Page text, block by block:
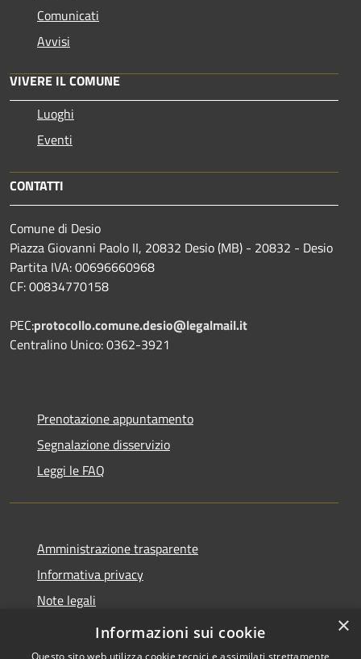
Comunicati
Avvisi
VIVERE IL COMUNE
Luoghi
Eventi
CONTATTI
Comune di Desio
Piazza Giovanni Paolo II, 20832 Desio (MB) - 20832 - Desio
Partita IVA: 00696660968
CF: 00834770158
PEC:protocollo.comune.desio@legalmail.it
Centralino Unico: 0362-3921
Prenotazione appuntamento
Segnalazione disservizio
Leggi le FAQ
Amministrazione trasparente
Informativa privacy
Note legali
Dichiarazione di accessibilità
×
Informazioni sui cookie
Questo sito web utilizza cookie tecnici e assimilati strettamente